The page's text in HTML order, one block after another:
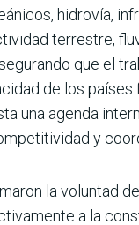
hidrovía,
terrestre,
que el
de los países
una agenda
y
la voluntad
a la